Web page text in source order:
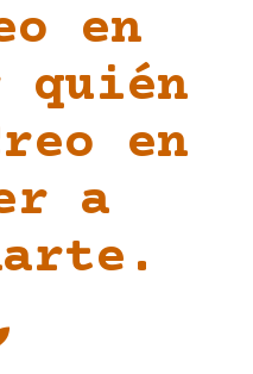
en
quién
en
a